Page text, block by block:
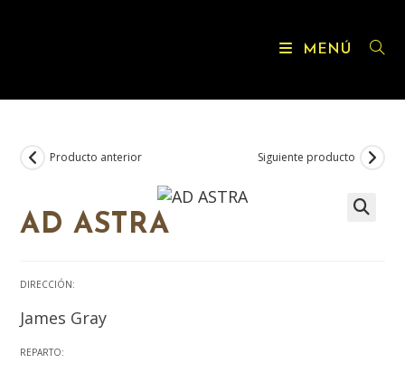
MENÚ
Producto anterior Siguiente producto
AD ASTRA
DIRECCIÓN:
James Gray
REPARTO: